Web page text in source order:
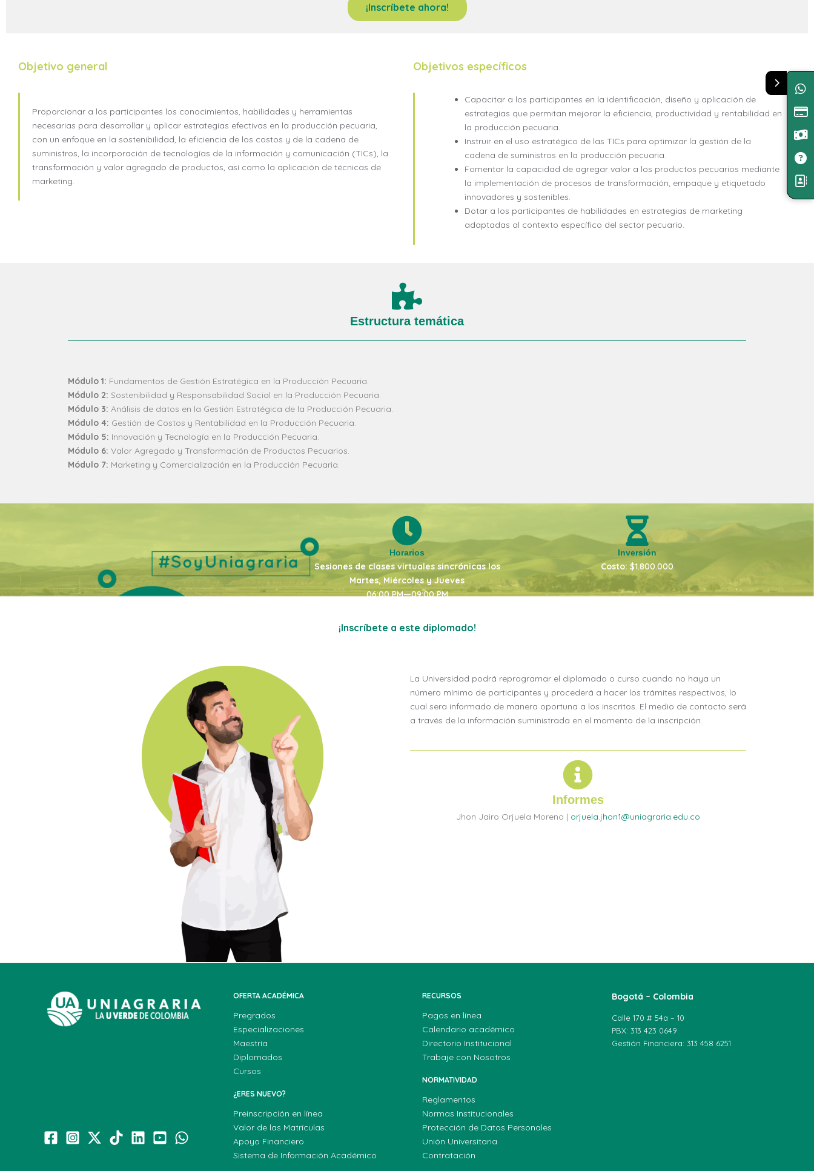
¡Inscríbete ahora!
Objetivo general
Proporcionar a los participantes los conocimientos, habilidades y herramientas
necesarias para desarrollar y aplicar estrategias efectivas en la producción pecuaria,
con un enfoque en la sostenibilidad, la eficiencia de los costos y de la cadena de
suministros, la incorporación de tecnologías de la información y comunicación (TICs), la
transformación y valor agregado de productos, así como la aplicación de técnicas de
marketing.
Objetivos específicos
Capacitar a los participantes en la identificación, diseño y aplicación de
estrategias que permitan mejorar la eficiencia, productividad y rentabilidad en
la producción pecuaria.
Instruir en el uso estratégico de las TICs para optimizar la gestión de la
cadena de suministros en la producción pecuaria.
Fomentar la capacidad de agregar valor a los productos pecuarios mediante
la implementación de procesos de transformación, empaque y etiquetado
innovadores y sostenibles.
Dotar a los participantes de habilidades en estrategias de marketing
adaptadas al contexto específico del sector pecuario.
Estructura temática
Módulo 1: Fundamentos de Gestión Estratégica en la Producción Pecuaria.
Módulo 2: Sostenibilidad y Responsabilidad Social en la Producción Pecuaria.
Módulo 3: Análisis de datos en la Gestión Estratégica de la Producción Pecuaria.
Módulo 4: Gestión de Costos y Rentabilidad en la Producción Pecuaria.
Módulo 5: Innovación y Tecnología en la Producción Pecuaria.
Módulo 6: Valor Agregado y Transformación de Productos Pecuarios.
Módulo 7: Marketing y Comercialización en la Producción Pecuaria.
Horarios
Sesiones de clases virtuales sincrónicas los
Martes, Miércoles y Jueves
06:00 PM—09:00 PM
Inversión
Costo: $1.800.000
¡Inscríbete a este diplomado!
La Universidad podrá reprogramar el diplomado o curso cuando no haya un
número mínimo de participantes y procederá a hacer los trámites respectivos, lo
cual sera informado de manera oportuna a los inscritos. El medio de contacto será
a través de la información suministrada en el momento de la inscripción.
Informes
Jhon Jairo Orjuela Moreno | orjuela.jhon1@uniagraria.edu.co
OFERTA ACADÉMICA
Pregrados
Especializaciones
Maestría
Diplomados
Cursos
¿ERES NUEVO?
Preinscripción en línea
Valor de las Matrículas
Apoyo Financiero
Sistema de Información Académico
RECURSOS
Pagos en línea
Calendario académico
Directorio Institucional
Trabaje con Nosotros
NORMATIVIDAD
Reglamentos
Normas Institucionales
Protección de Datos Personales
Unión Universitaria
Contratación
Bogotá – Colombia
Calle 170 # 54a – 10
PBX: 313 423 0649
Gestión Financiera: 313 458 6251